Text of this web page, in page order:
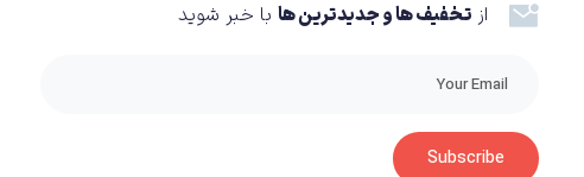
از تخفیف ها و جدیدترین ها با خبر شوید
Subscribe